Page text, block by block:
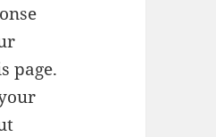
page.